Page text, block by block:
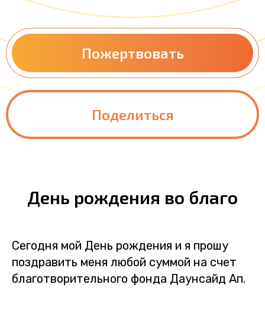
Пожертвовать
Поделиться
День рождения во благо
Сегодня мой День рождения и я прошу
поздравить меня любой суммой на счет
благотворительного фонда Даунсайд Ап.